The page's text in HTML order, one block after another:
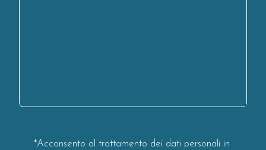
*Acconsento al trattamento dei dati personali in